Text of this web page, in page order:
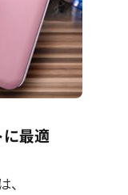
最適